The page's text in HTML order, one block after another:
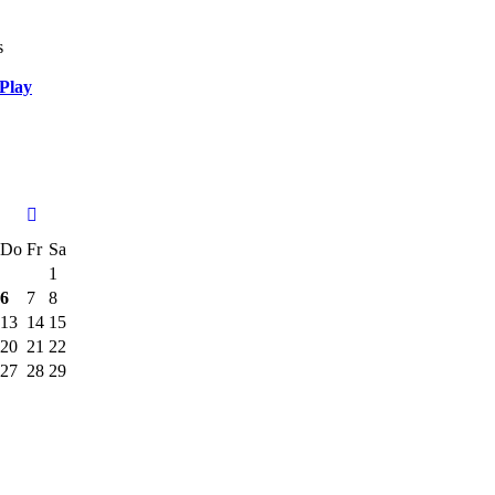
Do Fr Sa
1
6
7
8
13 14 15
20 21 22
27 28 29